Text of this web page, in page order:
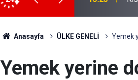
Anasayfa ÜLKE GENELİ Yemek
Yemek yerine